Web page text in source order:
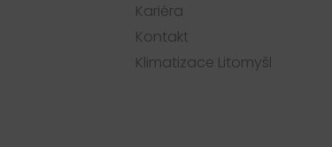
Kariéra
Kontakt
Klimatizace Litomyšl